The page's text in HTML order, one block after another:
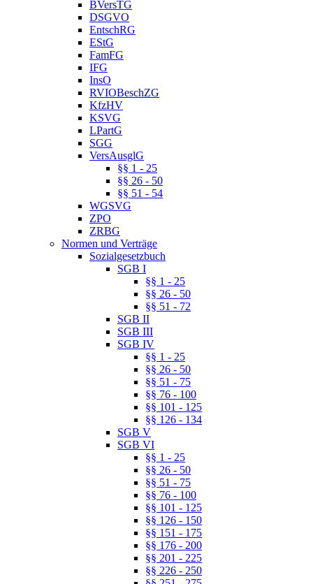
BVersTG
DSGVO
EntschRG
EStG
FamFG
IFG
InsO
RVIOBeschZG
KfzHV
KSVG
LPartG
SGG
VersAusglG
§§ 1 - 25
§§ 26 - 50
§§ 51 - 54
WGSVG
ZPO
ZRBG
Normen und Verträge
Sozialgesetzbuch
SGB I
§§ 1 - 25
§§ 26 - 50
§§ 51 - 72
SGB II
SGB III
SGB IV
§§ 1 - 25
§§ 26 - 50
§§ 51 - 75
§§ 76 - 100
§§ 101 - 125
§§ 126 - 134
SGB V
SGB VI
§§ 1 - 25
§§ 26 - 50
§§ 51 - 75
§§ 76 - 100
§§ 101 - 125
§§ 126 - 150
§§ 151 - 175
§§ 176 - 200
§§ 201 - 225
§§ 226 - 250